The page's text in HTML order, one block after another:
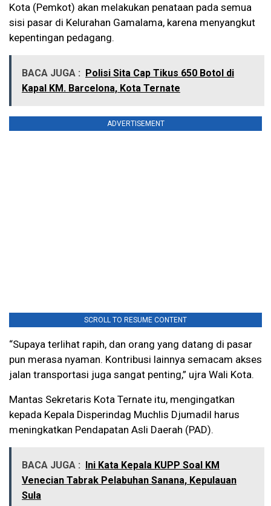
Kota (Pemkot) akan melakukan penataan pada semua
sisi pasar di Kelurahan Gamalama, karena menyangkut
kepentingan pedagang.
BACA JUGA : Polisi Sita Cap Tikus 650 Botol di
Kapal KM. Barcelona, Kota Ternate
ADVERTISEMENT
SCROLL TO RESUME CONTENT
“Supaya terlihat rapih, dan orang yang datang di pasar
pun merasa nyaman. Kontribusi lainnya semacam akses
jalan transportasi juga sangat penting,” ujra Wali Kota.
Mantas Sekretaris Kota Ternate itu, mengingatkan
kepada Kepala Disperindag Muchlis Djumadil harus
meningkatkan Pendapatan Asli Daerah (PAD).
BACA JUGA : Ini Kata Kepala KUPP Soal KM
Venecian Tabrak Pelabuhan Sanana, Kepulauan
Sula